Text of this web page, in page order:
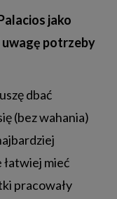
jako
uwagę potrzeby
dbać
(bez wahania)
łatwiej mieć
pracowały